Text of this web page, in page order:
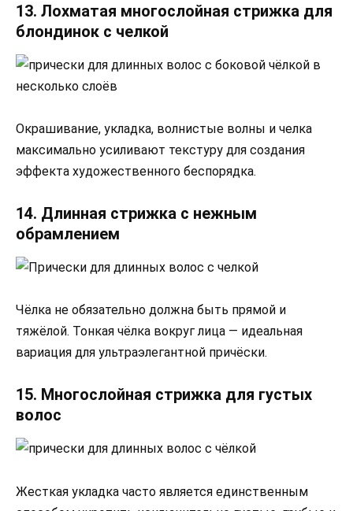
13. Лохматая многослойная стрижка для
блондинок с челкой
Окрашивание, укладка, волнистые волны и челка
максимально усиливают текстуру для создания
эффекта художественного беспорядка.
14. Длинная стрижка с нежным
обрамлением
Чёлка не обязательно должна быть прямой и
тяжёлой. Тонкая чёлка вокруг лица — идеальная
вариация для ультраэлегантной причёски.
15. Многослойная стрижка для густых
волос
Жесткая укладка часто является единственным